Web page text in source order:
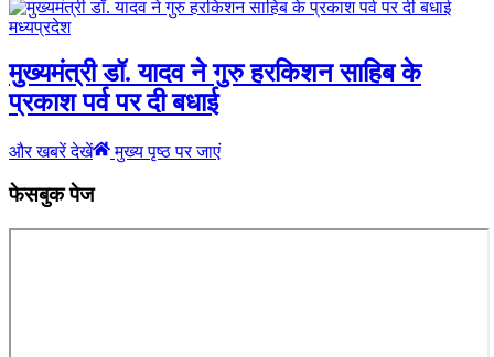
मध्यप्रदेश
मुख्यमंत्री डॉ. यादव ने गुरु हरकिशन साहिब के
प्रकाश पर्व पर दी बधाई
और खबरें देखें मुख्य पृष्ठ पर जाएं
फेसबुक पेज